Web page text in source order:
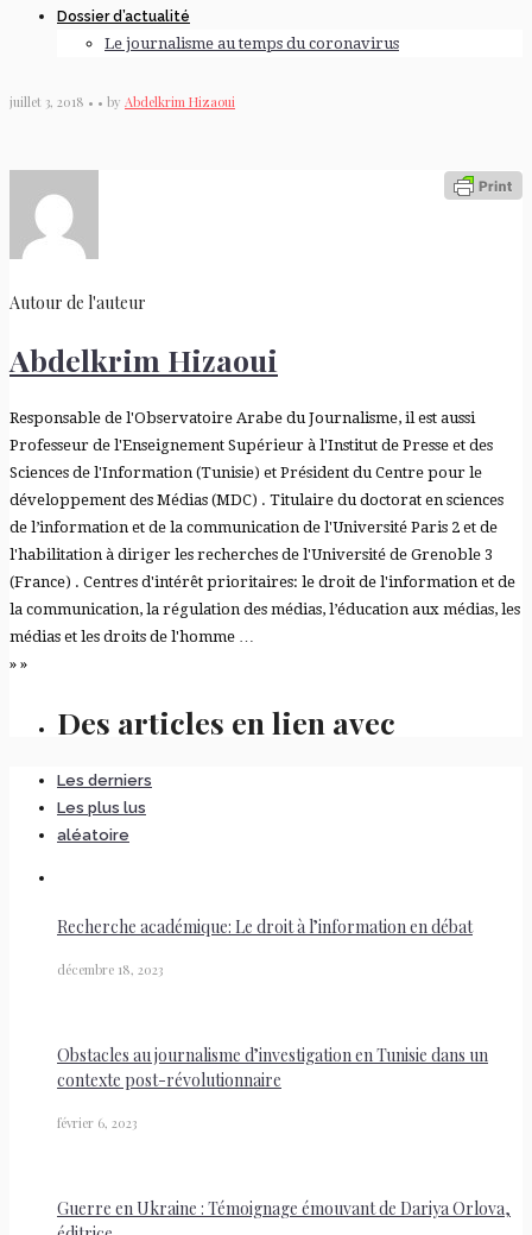
Dossier d’actualité
Le journalisme au temps du coronavirus
juillet 3, 2018 • • by Abdelkrim Hizaoui
Autour de l'auteur
Abdelkrim Hizaoui
Responsable de l'Observatoire Arabe du Journalisme, il est aussi
Professeur de l'Enseignement Supérieur à l'Institut de Presse et des
Sciences de l'Information (Tunisie) et Président du Centre pour le
développement des Médias (MDC) . Titulaire du doctorat en sciences
de l’information et de la communication de l'Université Paris 2 et de
l'habilitation à diriger les recherches de l'Université de Grenoble 3
(France) . Centres d'intérêt prioritaires: le droit de l'information et de
la communication, la régulation des médias, l’éducation aux médias, les
médias et les droits de l'homme …
» »
Des articles en lien avec
Les derniers
Les plus lus
aléatoire
Recherche académique: Le droit à l’information en débat
décembre 18, 2023
Obstacles au journalisme d’investigation en Tunisie dans un
contexte post-révolutionnaire
février 6, 2023
Guerre en Ukraine : Témoignage émouvant de Dariya Orlova,